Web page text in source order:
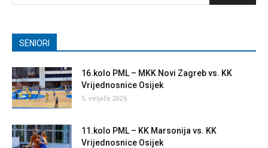
SENIORI
16.kolo PML – MKK Novi Zagreb vs. KK
Vrijednosnice Osijek
5. veljače 2026.
11.kolo PML – KK Marsonija vs. KK
Vrijednosnice Osijek